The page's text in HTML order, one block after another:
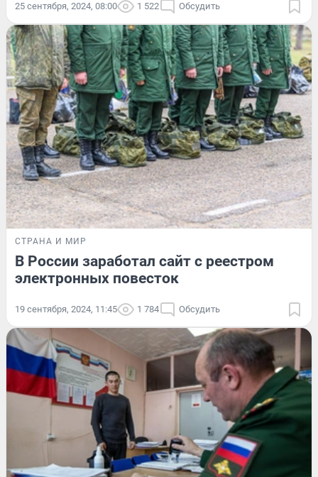
25 сентября, 2024, 08:00 1 522 Обсудить
СТРАНА И МИР
В России заработал сайт с реестром
электронных повесток
19 сентября, 2024, 11:45 1 784 Обсудить